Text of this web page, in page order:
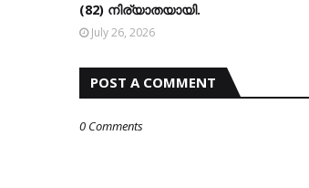
(82) നിര്യാതയായി.
July 26, 2026
POST A COMMENT
0 Comments